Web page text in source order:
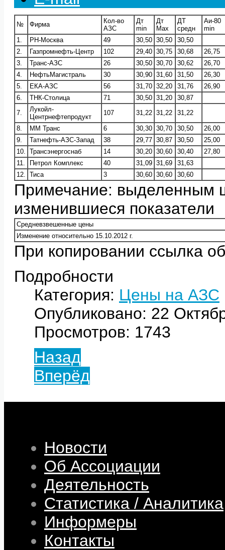
№ Фирма
Кол-во
АЗС
Дт
min
Дт
Max
ДТ
средн
Аи-80
min
1.
РН-Москва 49 30,50 30,50
30,50
2.
Газпромнефть-Центр 102 29,40 30,75 30,68
26,75
3.
Транс-АЗС 26 30,50 30,70 30,62
26,70
4.
НефтьМагистраль 30 30,90 31,60 31,50
26,30
5.
ЕКА-АЗС 56 31,70 32,20 31,76
26,90
6.
ТНК-Столица 71 30,50 31,20
30,87
7.
Лукойл-
Центрнефтепродукт
107 31,22 31,22 31,22
8. ММ Транс 6 30,30 30,70 30,50
26,00
9.
Татнефть-АЗС-Запад 38 29,77 30,87 30,50
25,00
10.
Трансэнергоснаб 14 30,20 30,60 30,40
27,80
11.
Петрол Комплекс 40 31,09 31,69
31,63
12.
Тиса 3 30,60 30,60 30,60
Примечание: выделенным
изменившиеся показатели
Средневзвешенные цены
Изменение относительно 15.10.2012 г.
При копировании ссылка
Подробности
Категория: Цены на АЗС
Опубликовано: 22
Просмотров: 1743
Назад
Вперёд
Новости
Об Ассоциации
Деятельность
Статистика / Аналитика
Информеры
Контакты